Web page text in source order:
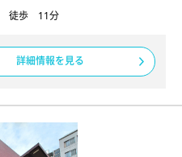
徒歩 11分
詳細情報を見る